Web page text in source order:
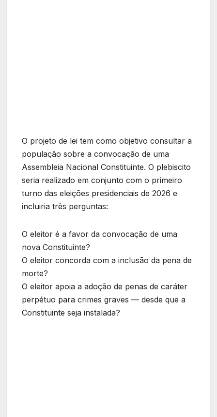
O projeto de lei tem como objetivo consultar a
população sobre a convocação de uma
Assembleia Nacional Constituinte. O plebiscito
seria realizado em conjunto com o primeiro
turno das eleições presidenciais de 2026 e
incluiria três perguntas:
O eleitor é a favor da convocação de uma
nova Constituinte?
O eleitor concorda com a inclusão da pena de
morte?
O eleitor apoia a adoção de penas de caráter
perpétuo para crimes graves — desde que a
Constituinte seja instalada?